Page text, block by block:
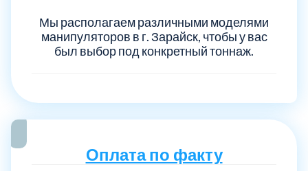
Мы располагаем различными моделями
манипуляторов в г. Зарайск, чтобы у вас
был выбор под конкретный тоннаж.
Оплата по факту